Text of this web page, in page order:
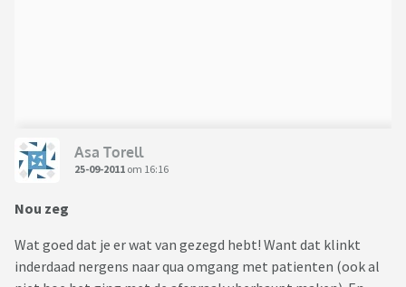
Asa Torell
25-09-2011 om 16:16
Nou zeg
Wat goed dat je er wat van gezegd hebt! Want dat klinkt
inderdaad nergens naar qua omgang met patienten (ook al